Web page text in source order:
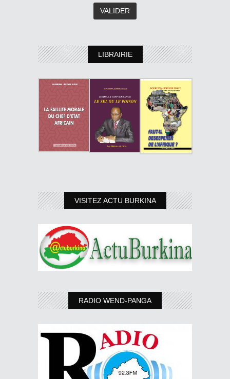
LIBRAIRIE
VISITEZ ACTU BURKINA
RADIO WEND-PANGA